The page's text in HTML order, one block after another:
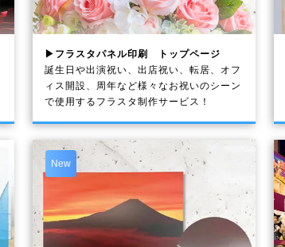
▶フラスタパネル印刷 トップページ
誕生日や出演祝い、出店祝い、転居、オフ
ィス開設、周年など様々なお祝いのシーン
で使用するフラスタ制作サービス！
New